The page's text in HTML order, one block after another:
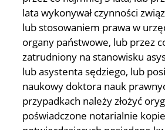
lata wykonywał czynności
lub stosowaniem prawa w
organy państwowe, lub przez
zatrudniony na stanowisku
lub asystenta sędziego, lub
naukowy doktora nauk
przypadkach należy złożyć
poświadczone notarialnie